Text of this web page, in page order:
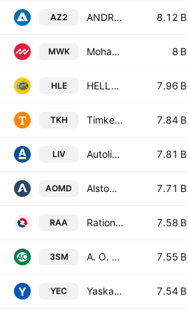
AZ2 ANDRITZ AG 8.12 B
MWK Mohawk Industries, Inc. 8 B
HLE HELLA GmbH & Co. KGaA 7.96 B
TKH Timken Company 7.84 B
LIV Autoliv Inc. 7.81 B
AOMD Alstom SA 7.71 B
RAA Rational Aktiengesellschaft 7.58 B
3SM A. O. Smith Corporation 7.55 B
YEC Yaskawa Electric Corporation 7.54 B